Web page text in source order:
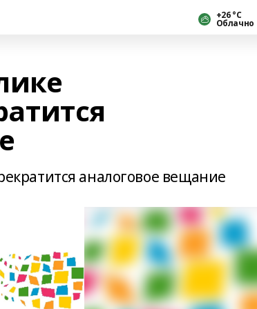
+26 °С
Облачно
аналоговое вещание